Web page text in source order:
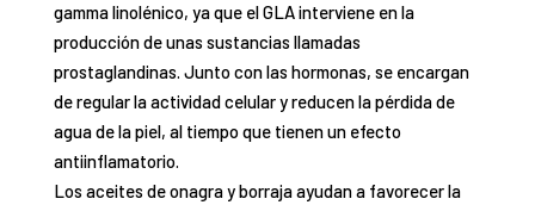
gamma linolénico, ya que el GLA interviene en la
producción de unas sustancias llamadas
prostaglandinas. Junto con las hormonas, se encargan
de regular laactividad celular y reducen la pérdida de
agua de la piel, al tiempo que tienen un efecto
antiinflamatorio.
Los aceites de onagra y borraja ayudan a favorecer la